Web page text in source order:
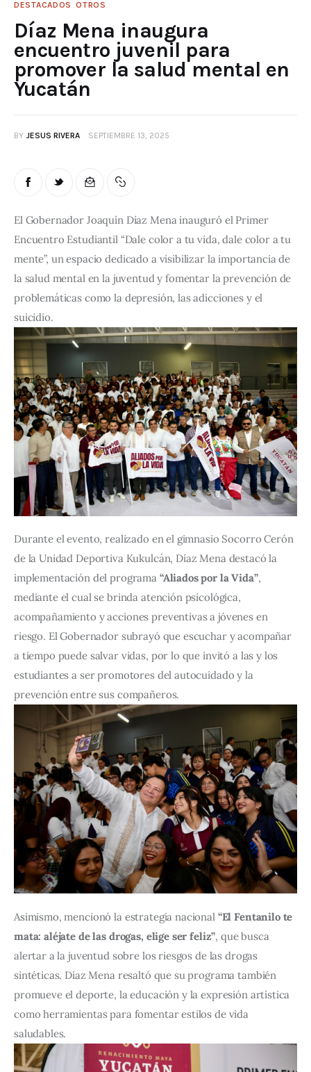
DESTACADOS OTROS
Díaz Mena inaugura
encuentro juvenil para
promover la salud mental en
Yucatán
BY JESUS RIVERA SEPTIEMBRE 13, 2025
El Gobernador Joaquín Díaz Mena inauguró el Primer
Encuentro Estudiantil “Dale color a tu vida, dale color a tu
mente”, un espacio dedicado a visibilizar la importancia de
la salud mental en la juventud y fomentar la prevención de
problemáticas como la depresión, las adicciones y el
suicidio.
Durante el evento, realizado en el gimnasio Socorro Cerón
de la Unidad Deportiva Kukulcán, Díaz Mena destacó la
implementación del programa “Aliados por la Vida”,
mediante el cual se brinda atención psicológica,
acompañamiento y acciones preventivas a jóvenes en
riesgo. El Gobernador subrayó que escuchar y acompañar
a tiempo puede salvar vidas, por lo que invitó a las y los
estudiantes a ser promotores del autocuidado y la
prevención entre sus compañeros.
Asimismo, mencionó la estrategia nacional “El Fentanilo te
mata: aléjate de las drogas, elige ser feliz”, que busca
alertar a la juventud sobre los riesgos de las drogas
sintéticas. Díaz Mena resaltó que su programa también
promueve el deporte, la educación y la expresión artística
como herramientas para fomentar estilos de vida
saludables.